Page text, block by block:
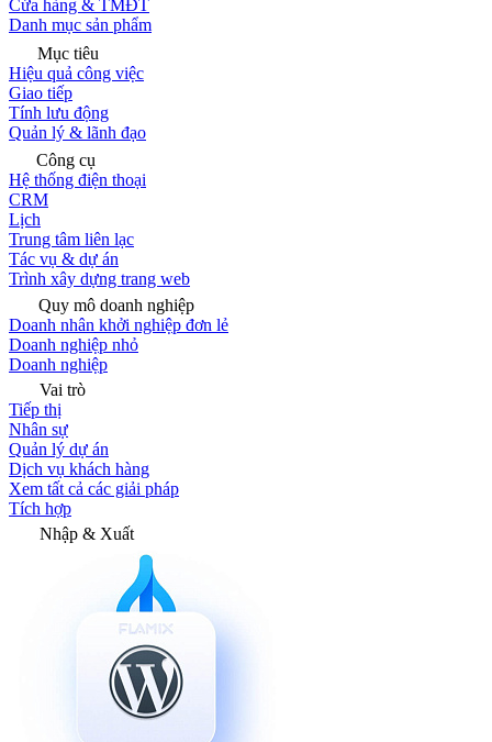
Cửa hàng & TMĐT
Danh mục sản phẩm
Mục tiêu
Hiệu quả công việc
Giao tiếp
Tính lưu động
Quản lý & lãnh đạo
Công cụ
Hệ thống điện thoại
CRM
Lịch
Trung tâm liên lạc
Tác vụ & dự án
Trình xây dựng trang web
Quy mô doanh nghiệp
Doanh nhân khởi nghiệp đơn lẻ
Doanh nghiệp nhỏ
Doanh nghiệp
Vai trò
Tiếp thị
Nhân sự
Quản lý dự án
Dịch vụ khách hàng
Xem tất cả các giải pháp
Tích hợp
Nhập & Xuất